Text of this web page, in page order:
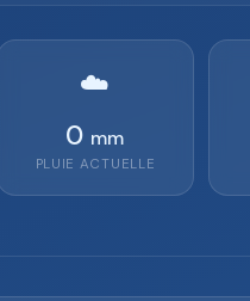
☁️
0 mm
PLUIE ACTUELLE